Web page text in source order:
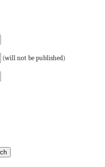
(will not be published)